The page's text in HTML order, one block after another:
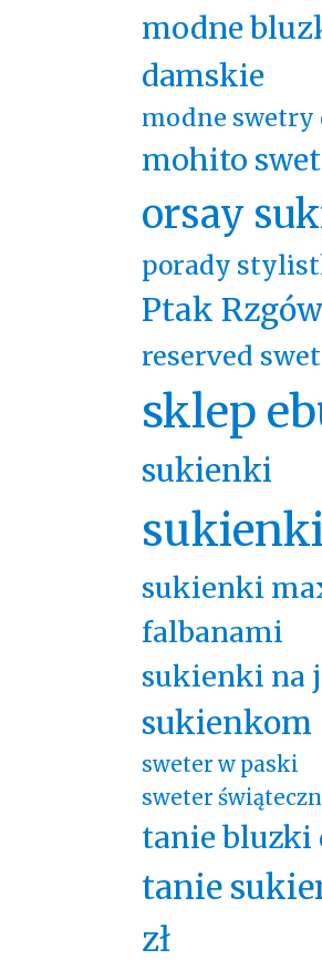
modne
damskie
modne swetry
mohito
orsay
porady
Ptak Rzgów
reserved
sklep
sukienki
sukienki
falbanami
sukienki na
sukienkom
sweter w paski
sweter
tanie bluzki
tanie
zł